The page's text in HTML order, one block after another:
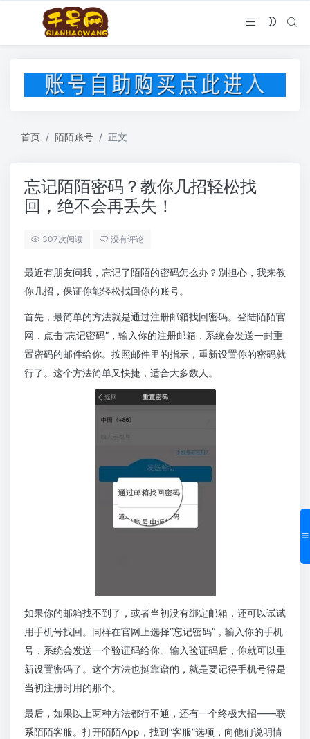
首页 陌陌账号 正文
忘记陌陌密码？教你几招轻松找
回，绝不会再丢失！
307次阅读 没有评论
最近有朋友问我，忘记了陌陌的密码怎么办？别担心，我来教
你几招，保证你能轻松找回你的账号。
首先，最简单的方法就是通过注册邮箱找回密码。登陆陌陌官
网，点击“忘记密码”，输入你的注册邮箱，系统会发送一封重
置密码的邮件给你。按照邮件里的指示，重新设置你的密码就
行了。这个方法简单又快捷，适合大多数人。
如果你的邮箱找不到了，或者当初没有绑定邮箱，还可以试试
用手机号找回。同样在官网上选择“忘记密码”，输入你的手机
号，系统会发送一个验证码给你。输入验证码后，你就可以重
新设置密码了。这个方法也挺靠谱的，就是要记得手机号得是
当初注册时用的那个。
最后，如果以上两种方法都行不通，还有一个终极大招——联
系陌陌客服。打开陌陌App，找到“客服”选项，向他们说明情